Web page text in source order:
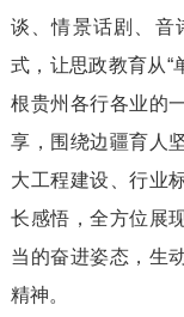
谈、情景话剧、音
式，让思政教育从“
根贵州各行各业的
享，围绕边疆育人
大工程建设、行业
长感悟，全方位展
当的奋进姿态，生
精神。